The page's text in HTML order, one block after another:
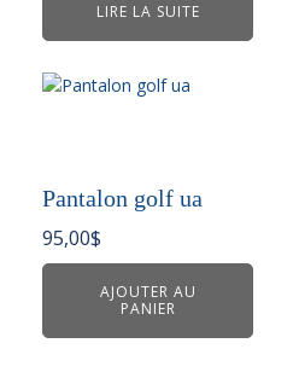
LIRE LA SUITE
Pantalon golf ua
95,00$
AJOUTER AU
PANIER